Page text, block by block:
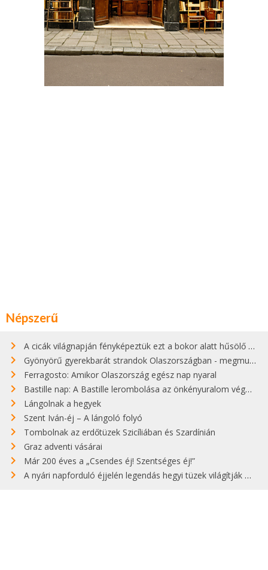
Népszerű
A cicák világnapján fényképeztük ezt a bokor alatt hűsölő cicát Kisorosziban
Gyönyörű gyerekbarát strandok Olaszországban - megmutatjuk a 15 legjobbat
Ferragosto: Amikor Olaszország egész nap nyaral
Bastille nap: A Bastille lerombolása az önkényuralom végét jelentette
Lángolnak a hegyek
Szent Iván-éj – A lángoló folyó
Tombolnak az erdőtüzek Szicíliában és Szardínián
Graz adventi vásárai
Már 200 éves a „Csendes éj! Szentséges éj!”
A nyári napforduló éjjelén legendás hegyi tüzek világítják meg Zugspitzét